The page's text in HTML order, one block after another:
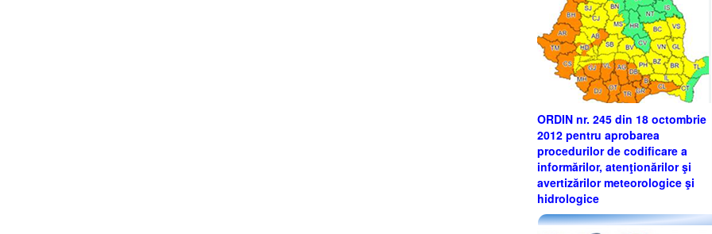
ORDIN nr. 245 din 18 octombrie
2012 pentru aprobarea
procedurilor de codificare a
informărilor, atenţionărilor şi
avertizărilor meteorologice şi
hidrologice